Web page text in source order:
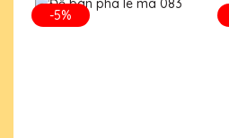
27/11/2025
-5%